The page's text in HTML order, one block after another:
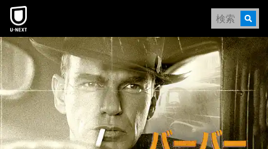
本文へスキップ